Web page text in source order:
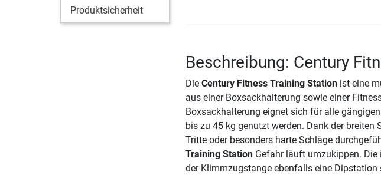
Produktsicherheit
Beschreibung: Century
Die Century Fitness Training Stationist eine
aus einer Boxsackhalterung sowie einer
Boxsackhalterung eignet sich für alle
bis zu 45 kg genutzt werden. Dank der
Tritte oder besonders harte Schläge
Training StationGefahr läuft umzukippen. Die
der Klimmzugstange ebenfalls eine